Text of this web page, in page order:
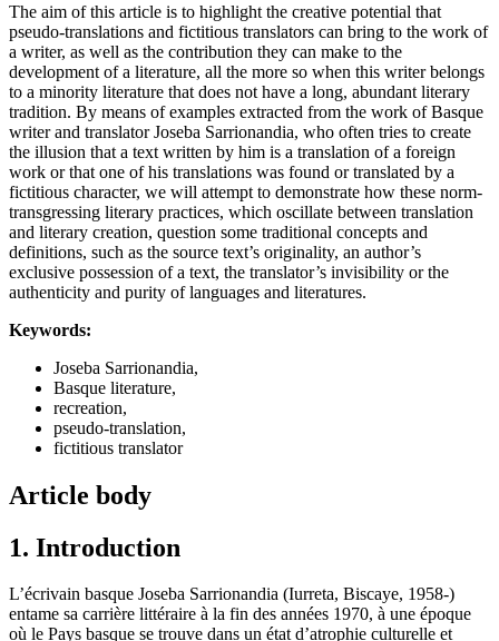
The aim of this article is to highlight the creative potential that
pseudo-translations and fictitious translators can bring to the work of
a writer, as well as the contribution they can make to the
development of a literature, all the more so when this writer belongs
to a minority literature that does not have a long, abundant literary
tradition. By means of examples extracted from the work of Basque
writer and translator Joseba Sarrionandia, who often tries to create
the illusion that a text written by him is a translation of a foreign
work or that one of his translations was found or translated by a
fictitious character, we will attempt to demonstrate how these norm-
transgressing literary practices, which oscillate between translation
and literary creation, question some traditional concepts and
definitions, such as the source text’s originality, an author’s
exclusive possession of a text, the translator’s invisibility or the
authenticity and purity of languages and literatures.
Keywords:
Joseba Sarrionandia,
Basque literature,
recreation,
pseudo-translation,
fictitious translator
Article body
1. Introduction
L’écrivain basque Joseba Sarrionandia (Iurreta, Biscaye, 1958-)
entame sa carrière littéraire à la fin des années 1970, à une époque
où le Pays basque se trouve dans un état d’atrophie culturelle et